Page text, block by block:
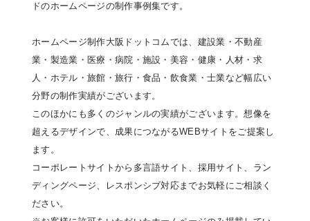
ドのホームページの制作事例集です。
ホームページ制作大阪ドットコムでは、建設業・不動産
業・製造業・医療・病院・施設・美容・健康・人材・求
人・ホテル・旅館・旅行・食品・飲食業・士業など幅広い
分野の制作実績がございます。
このほかにも多くのジャンルの実績がございます。想像を
超えるデザインで、成果につながるWEBサイトをご提案し
ます。
コーポレートサイトから多言語サイト、採用サイト、ラン
ディングページ、レスポンシブ対応までお気軽にご相談く
ださい。